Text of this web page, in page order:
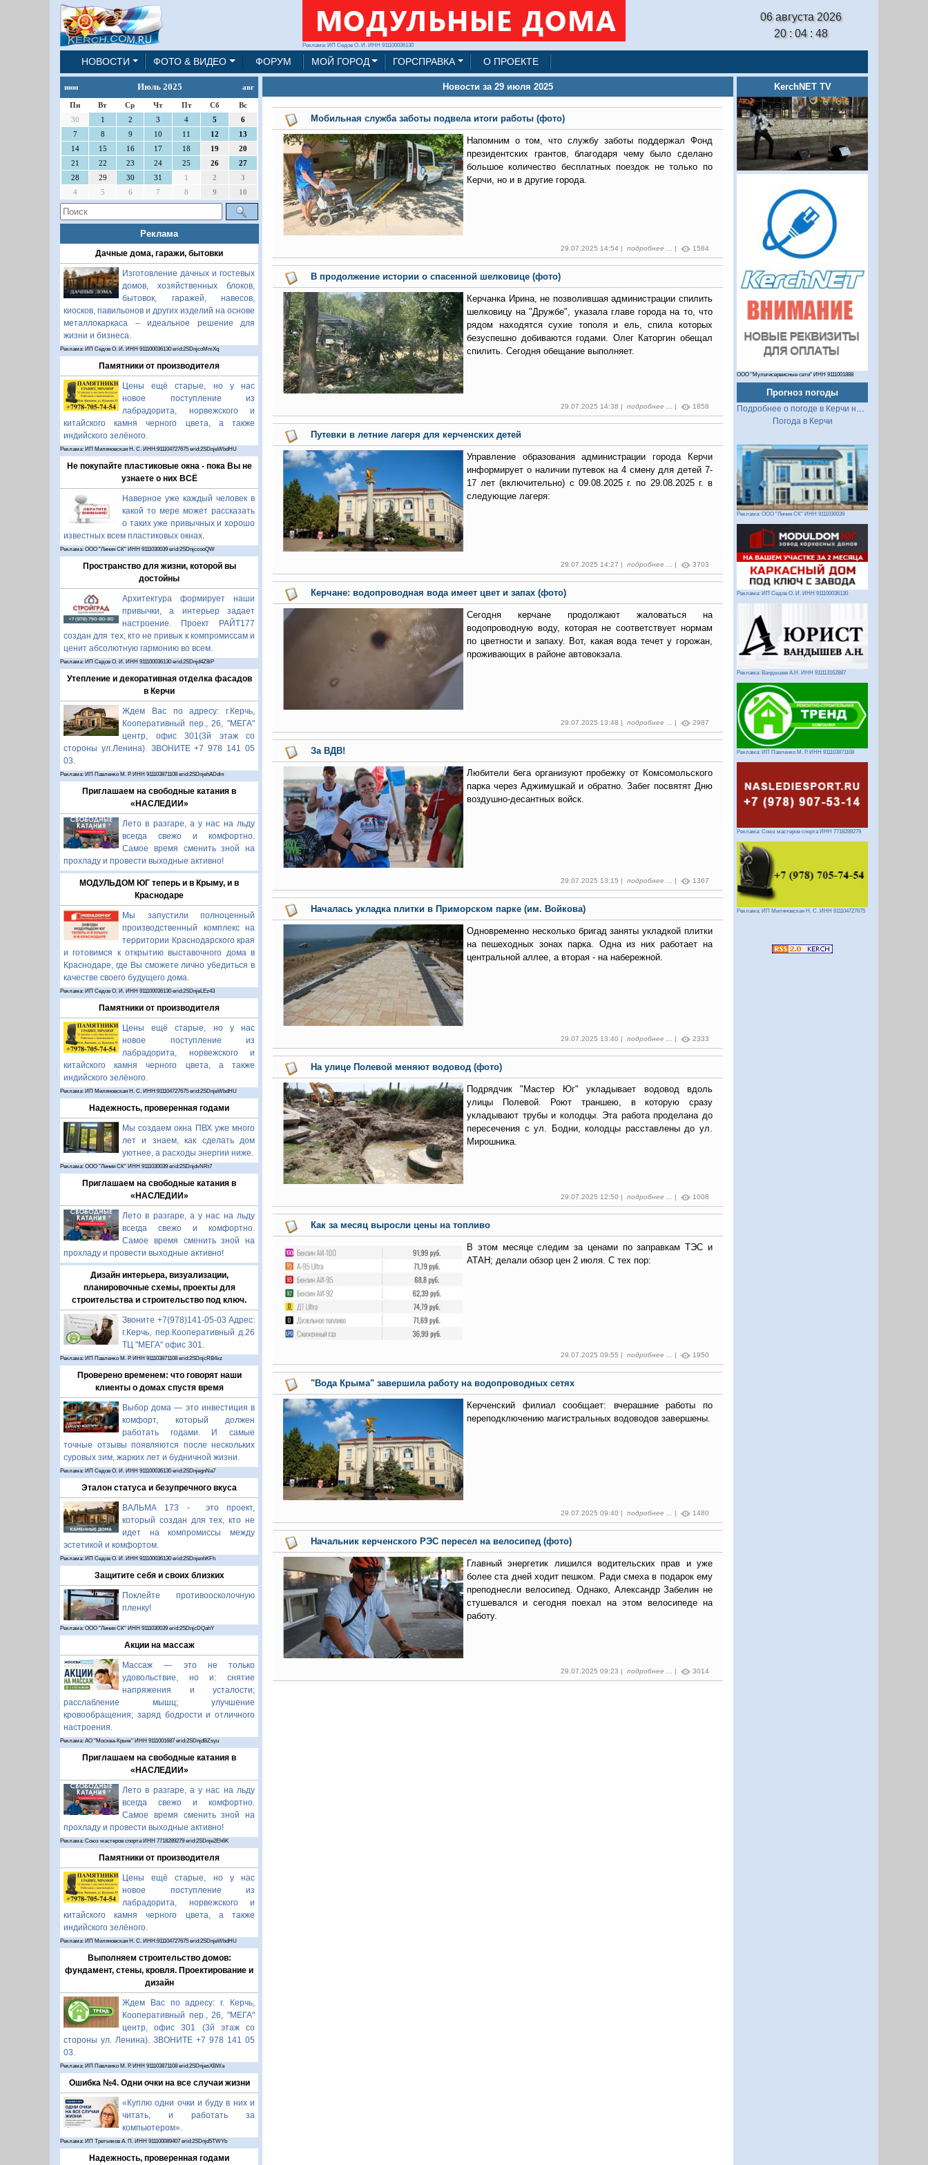
Реклама: ИП Седов О. И. ИНН 911100036130
06 августа 2026
20 : 04 : 49
НОВОСТИ ФОТО & ВИДЕО ФОРУМ МОЙ ГОРОД ГОРСПРАВКА О ПРОЕКТЕ
июн Июль 2025 авг
Пн Вт Ср Чт Пт Сб
Вс
30
1 2 3 4 5
6
7
8 9 10 11 12
13
14
15 16 17 18 19
20
21
22 23 24 25 26
27
28
29 30 31 1 2
3
4
5 6 7 8 9 10
Реклама
Дачные дома, гаражи, бытовки
Изготовление дачных и гостевых
домов, хозяйственных блоков,
бытовок, гаражей, навесов,
киосков, павильонов и других изделий на основе
металлокаркаса – идеальное решение для
жизни и бизнеса.
Реклама: ИП Седов О. И. ИНН 911100036130 erid:2SDnjcoMmXq
Памятники от производителя
Цены ещё старые, но у нас
новое поступление из
лабрадорита, норвежского и
китайского камня черного цвета, а также
индийского зелёного.
Реклама: ИП Миляновская Н. С. ИНН:911104727675 erid:2SDnjeWbdHU
Не покупайте пластиковые окна - пока Вы не
узнаете о них ВСЁ
Наверное уже каждый человек в
какой то мере может рассказать
о таких уже привычных и хорошо
известных всем пластиковых окнах.
Реклама: ООО "Линия СК" ИНН 9111030039 erid:2SDnjccooQW
Пространство для жизни, которой вы
достойны
Архитектура формирует наши
привычки, а интерьер задает
настроение. Проект РАЙТ177
создан для тех, кто не привык к компромиссам и
ценит абсолютную гармонию во всем.
Реклама: ИП Седов О. И. ИНН 911100036130 erid:2SDnjd4Z8iP
Утепление и декоративная отделка фасадов
в Керчи
Ждем Вас по адресу: г.Керчь,
Кооперативный пер., 26, "МЕГА"
центр, офис 301(3й этаж со
стороны ул.Ленина). ЗВОНИТЕ +7 978 141 05
03.
Реклама: ИП Павленко М. Р. ИНН 911103871108 erid:2SDnjehADdm
Приглашаем на свободные катания в
«НАСЛЕДИИ»
Лето в разгаре, а у нас на льду
всегда свежо и комфортно.
Самое время сменить зной на
прохладу и провести выходные активно!
МОДУЛЬДОМ ЮГ теперь и в Крыму, и в
Краснодаре
Мы запустили полноценный
производственный комплекс на
территории Краснодарского края
и готовимся к открытию выставочного дома в
Краснодаре, где Вы сможете лично убедиться в
качестве своего будущего дома.
Реклама: ИП Седов О. И. ИНН 911100036130 erid:2SDnjeLEz43
Памятники от производителя
Цены ещё старые, но у нас
новое поступление из
лабрадорита, норвежского и
китайского камня черного цвета, а также
индийского зелёного.
Реклама: ИП Миляновская Н. С. ИНН:911104727675 erid:2SDnjeWbdHU
Надежность, проверенная годами
Мы создаем окна ПВХ уже много
лет и знаем, как сделать дом
уютнее, а расходы энергии ниже.
Реклама: ООО "Линия СК" ИНН 9111030039 erid:2SDnjdvNRt7
Приглашаем на свободные катания в
«НАСЛЕДИИ»
Лето в разгаре, а у нас на льду
всегда свежо и комфортно.
Самое время сменить зной на
прохладу и провести выходные активно!
Дизайн интерьера, визуализации,
планировочные схемы, проекты для
строительства и строительство под ключ.
Звоните +7(978)141-05-03 Адрес:
г.Керчь, пер.Кооперативный д.26
ТЦ "МЕГА" офис 301.
Реклама: ИП Павленко М. Р. ИНН 911103871108 erid:2SDnjcRB4xz
Проверено временем: что говорят наши
клиенты о домах спустя время
Выбор дома — это инвестиция в
комфорт, который должен
работать годами. И самые
точные отзывы появляются после нескольких
суровых зим, жарких лет и будничной жизни.
Реклама: ИП Седов О. И. ИНН 911100036130 erid:2SDnjegnNa7
Эталон статуса и безупречного вкуса
ВАЛЬМА 173 - это проект,
который создан для тех, кто не
идет на компромиссы между
эстетикой и комфортом.
Реклама: ИП Седов О. И. ИНН 911100036130 erid:2SDnjenhKFh
Защитите себя и своих близких
Поклейте противоосколочную
пленку!
Реклама: ООО "Линия СК" ИНН 9111030039 erid:2SDnjcDQahY
Акции на массаж
Массаж — это не только
удовольствие, но и: снятие
напряжения и усталости;
расслабление мышц; улучшение
кровообращения; заряд бодрости и отличного
настроения.
Реклама: АО "Москва-Крым" ИНН 9111001687 erid:2SDnjdBZsyu
Приглашаем на свободные катания в
«НАСЛЕДИИ»
Лето в разгаре, а у нас на льду
всегда свежо и комфортно.
Самое время сменить зной на
прохладу и провести выходные активно!
Реклама: Союз мастеров спорта ИНН 7718289279 erid:2SDnje2Eh6K
Памятники от производителя
Цены ещё старые, но у нас
новое поступление из
лабрадорита, норвежского и
китайского камня черного цвета, а также
индийского зелёного.
Реклама: ИП Миляновская Н. С. ИНН:911104727675 erid:2SDnjeWbdHU
Выполняем строительство домов:
фундамент, стены, кровля. Проектирование и
дизайн
Ждем Вас по адресу: г. Керчь,
Кооперативный пер., 26, "МЕГА"
центр, офис 301 (3й этаж со
стороны ул. Ленина). ЗВОНИТЕ +7 978 141 05
03.
Реклама: ИП Павленко М. Р. ИНН 911103871108 erid:2SDnjesXBWa
Ошибка №4. Одни очки на все случаи жизни
«Куплю одни очки и буду в них и
читать, и работать за
компьютером».
Реклама: ИП Третьяков А. П. ИНН 911100089407 erid:2SDnjd5TWYb
Надежность, проверенная годами
Новости за 29 июля 2025
Мобильная служба заботы подвела итоги работы (фото)
Напомним о том, что службу заботы поддержал Фонд
президентских грантов, благодаря чему было сделано
большое количество бесплатных поездок не только по
Керчи, но и в другие города.
29.07.2025 14:54 | подробнее ... | 1584
В продолжение истории о спасенной шелковице (фото)
Керчанка Ирина, не позволившая администрации спилить
шелковицу на "Дружбе", указала главе города на то, что
рядом находятся сухие тополя и ель, спила которых
безуспешно добиваются годами. Олег Каторгин обещал
спилить. Сегодня обещание выполняет.
29.07.2025 14:38 | подробнее ... | 1858
Путевки в летние лагеря для керченских детей
Управление образования администрации города Керчи
информирует о наличии путевок на 4 смену для детей 7-
17 лет (включительно) с 09.08.2025 г. по 29.08.2025 г. в
следующие лагеря:
29.07.2025 14:27 | подробнее ... | 3703
Керчане: водопроводная вода имеет цвет и запах (фото)
Сегодня керчане продолжают жаловаться на
водопроводную воду, которая не соответствует нормам
по цветности и запаху. Вот, какая вода течет у горожан,
проживающих в районе автовокзала.
29.07.2025 13:48 | подробнее ... | 2987
За ВДВ!
Любители бега организуют пробежку от Комсомольского
парка через Аджимушкай и обратно. Забег посвятят Дню
воздушно-десантных войск.
29.07.2025 13:15 | подробнее ... | 1367
Началась укладка плитки в Приморском парке (им. Войкова)
Одновременно несколько бригад заняты укладкой плитки
на пешеходных зонах парка. Одна из них работает на
центральной аллее, а вторая - на набережной.
29.07.2025 13:40 | подробнее ... | 2333
На улице Полевой меняют водовод (фото)
Подрядчик "Мастер Юг" укладывает водовод вдоль
улицы Полевой. Роют траншею, в которую сразу
укладывают трубы и колодцы. Эта работа проделана до
пересечения с ул. Бодни, колодцы расставлены до ул.
Мирошника.
29.07.2025 12:50 | подробнее ... | 1008
Как за месяц выросли цены на топливо
В этом месяце следим за ценами по заправкам ТЭС и
АТАН; делали обзор цен 2 июля. С тех пор:
29.07.2025 09:55 | подробнее ... 1950
"Вода Крыма" завершила работу на водопроводных сетях
Керченский филиал сообщает: вчерашние работы по
переподключению магистральных водоводов завершены.
29.07.2025 09:40 | подробнее ... 1480
Начальник керченского РЭС пересел на велосипед (фото)
Главный энергетик лишился водительских прав и уже
более ста дней ходит пешком. Ради смеха в подарок ему
преподнесли велосипед. Однако, Александр Забелин не
стушевался и сегодня поехал на этом велосипеде на
работу.
29.07.2025 09:23 | подробнее ... 3014
KerchNET TV
ООО "Мультисервисные сети" ИНН 9111001888
Прогноз погоды
Подробнее о погоде в Керчи на 2 недели
Погода в Керчи
Реклама: ООО "Линия СК" ИНН 9111030039
Реклама: ИП Седов О. И. ИНН 911100036130
Реклама: Вандышев А.Н. ИНН 911113162887
Реклама: ИП Павленко М. Р. ИНН 911103871108
Реклама: Союз мастеров спорта ИНН 7718289279
Реклама: ИП Миляновская Н. С. ИНН 911104727675